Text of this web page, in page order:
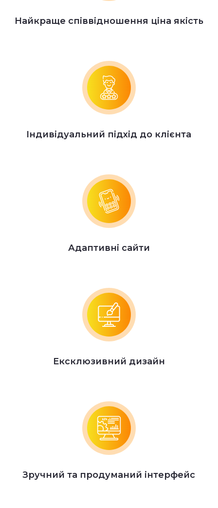
Найкраще співвідношення ціна якість
Індивідуальний підхід до клієнта
Адаптивні сайти
Ексклюзивний дизайн
Зручний та продуманий інтерфейс